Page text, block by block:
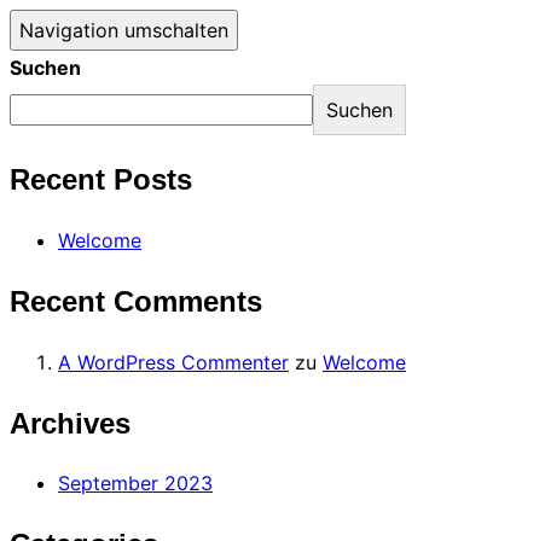
Navigation umschalten
Suchen
Suchen
Recent Posts
Welcome
Recent Comments
A WordPress Commenter zu Welcome
Archives
September 2023